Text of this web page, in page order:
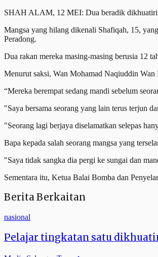
SHAH ALAM, 12 MEI: Dua beradik dikhuatiri
Mangsa yang hilang dikenali Shafiqah, 15,
Peradong.
Dua rakan mereka masing-masing berusia 12
Menurut saksi, Wan Mohamad Naqiuddin Wan
“Mereka berempat sedang mandi sebelum
"Saya bersama seorang yang lain terus terjun
"Seorang lagi berjaya diselamatkan selepas
Bapa kepada salah seorang mangsa yang
‎"Saya tidak sangka dia pergi ke sungai dan
Sementara itu, Ketua Balai Bomba dan
Berita Berkaitan
nasional
Pelajar tingkatan satu